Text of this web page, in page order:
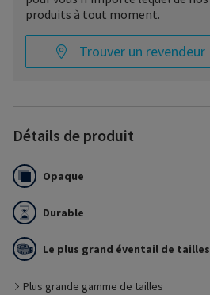
produits à tout moment.
Trouver un revendeur
Détails de produit
Opaque
Durable
Le plus grand éventail de tailles
Plus grande gamme de tailles